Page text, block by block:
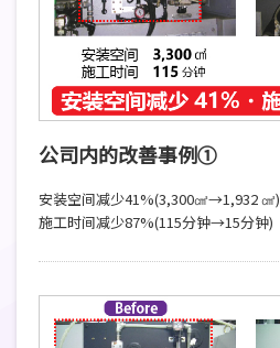
公司内的改善事例①
安装空间减少41%(3,300㎠→1,932 ㎠)
施工时间减少87%(115分钟→15分钟)